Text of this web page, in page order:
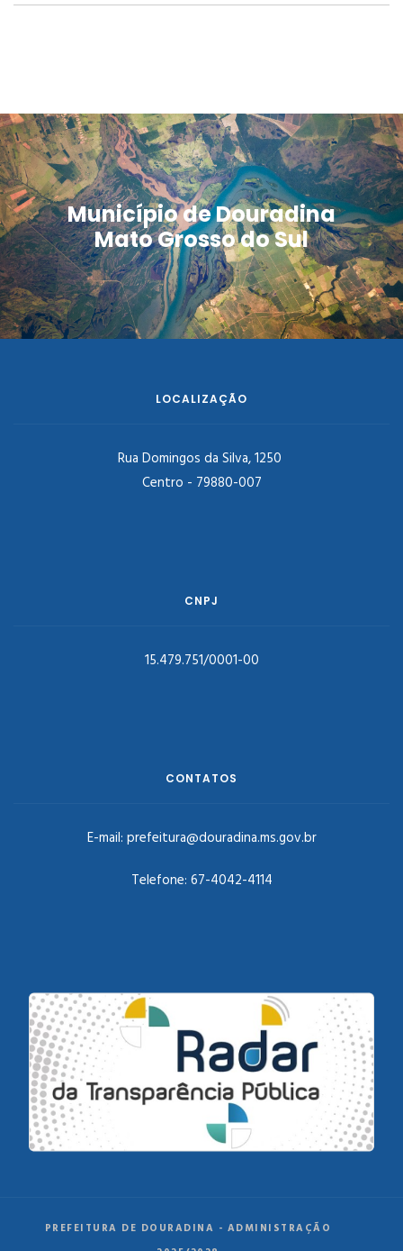
Município de Douradina
Mato Grosso do Sul
LOCALIZAÇÃO
Rua Domingos da Silva, 1250
Centro - 79880-007
CNPJ
15.479.751/0001-00
CONTATOS
E-mail: prefeitura@douradina.ms.gov.br
Telefone: 67-4042-4114
PREFEITURA DE DOURADINA - ADMINISTRAÇÃO